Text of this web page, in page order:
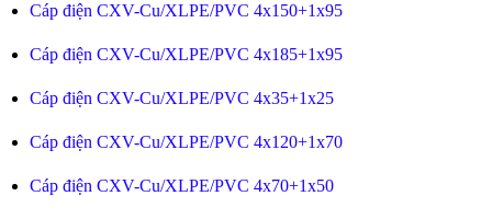
Cáp điện CXV-Cu/XLPE/PVC 4x150+1x95
Cáp điện CXV-Cu/XLPE/PVC 4x185+1x95
Cáp điện CXV-Cu/XLPE/PVC 4x35+1x25
Cáp điện CXV-Cu/XLPE/PVC 4x120+1x70
Cáp điện CXV-Cu/XLPE/PVC 4x70+1x50